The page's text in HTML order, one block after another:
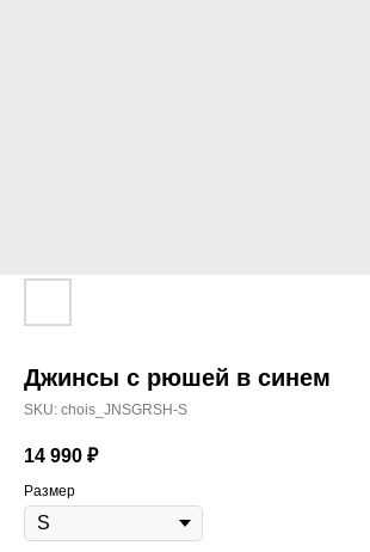
Джинсы с рюшей в синем
SKU: chois_JNSGRSH-S
14 990 ₽
Размер